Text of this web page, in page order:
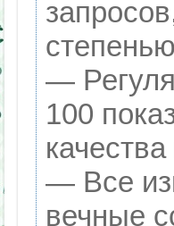
—
100
— Все
вечные